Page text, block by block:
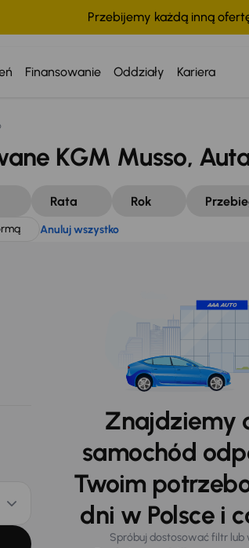
Przebijemy każdą inną
Finansowanie Oddziały Kariera
Anuluj wszystko
KGM Musso,
Rata Rok
Anuluj wszystko
Znajdziemy
samochód
Twoim
dni w Polsce i
Spróbuj dostosować filtr lub